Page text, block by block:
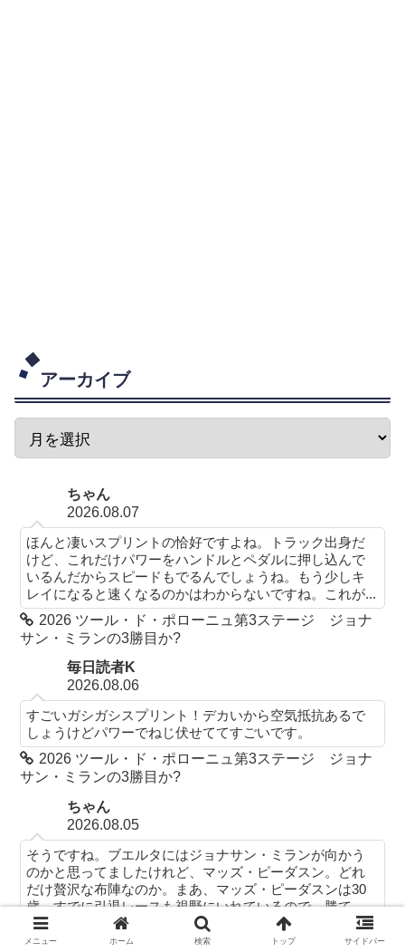
アーカイブ
ちゃん
2026.08.07
ほんと凄いスプリントの恰好ですよね。トラック出身だ
けど、これだけパワーをハンドルとペダルに押し込んで
いるんだからスピードもでるんでしょうね。もう少しキ
レイになると速くなるのかはわからないですね。これが...
2026 ツール・ド・ポローニュ第3ステージ ジョナ
サン・ミランの3勝目か?
毎日読者K
2026.08.06
すごいガシガシスプリント！デカいから空気抵抗あるで
しょうけどパワーでねじ伏せててすごいです。
2026 ツール・ド・ポローニュ第3ステージ ジョナ
サン・ミランの3勝目か?
ちゃん
2026.08.05
そうですね。ブエルタにはジョナサン・ミランが向かう
のかと思ってましたけれど、マッズ・ピーダスン。どれ
だけ贅沢な布陣なのか。まあ、マッズ・ピーダスンは30
歳、すでに引退レースも視野にいれているので、勝て...
2026 ツール・ド・ポローニュ第2ステージ またも
メニュー ホーム 検索 トップ サイドバー